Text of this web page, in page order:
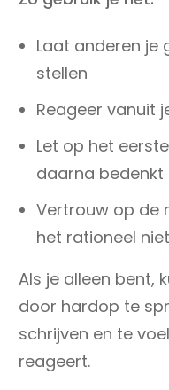
Laat anderen
stellen
Reageer vanuit
Let op het
daarna bedenkt
Vertrouw op de
het rationeel niet
Als je alleen bent,
door hardop te
schrijven en te
reageert.